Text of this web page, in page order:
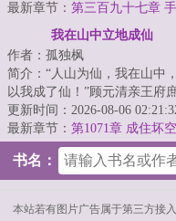
食龙，先...
最新章节： 第三百九十七章
我在山中立地成仙
作者：孤独枫
简介：“人山为仙，我在山中
以我成了仙！”顾元清亲王府
子，本想背靠大树，躺平做个
家翁，谁想成...
更新时间：2026-08-06
最新章节： 第1071章 成住坏空
书名：
本站若有图片广告属于第三方接